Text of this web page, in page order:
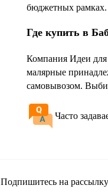
бюджетных рамках.
Где купить в
Компания Идеи для
малярные
самовывозом.
Часто
Подпишитесь на